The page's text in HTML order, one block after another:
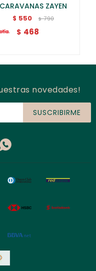
CARAVANAS ZAYEN
$ 550 $ 790
$ 468
novedades!
SUSCRIBIRME
